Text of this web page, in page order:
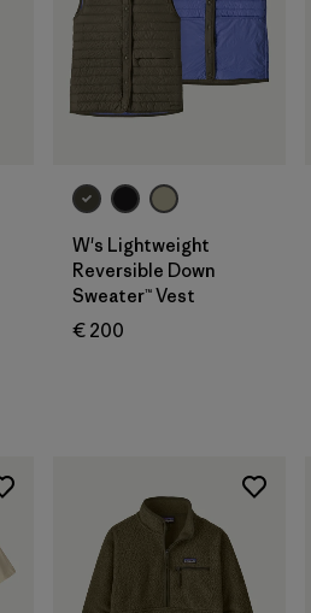
W's Lightweight
Reversible Down
Sweater™ Vest
€ 200